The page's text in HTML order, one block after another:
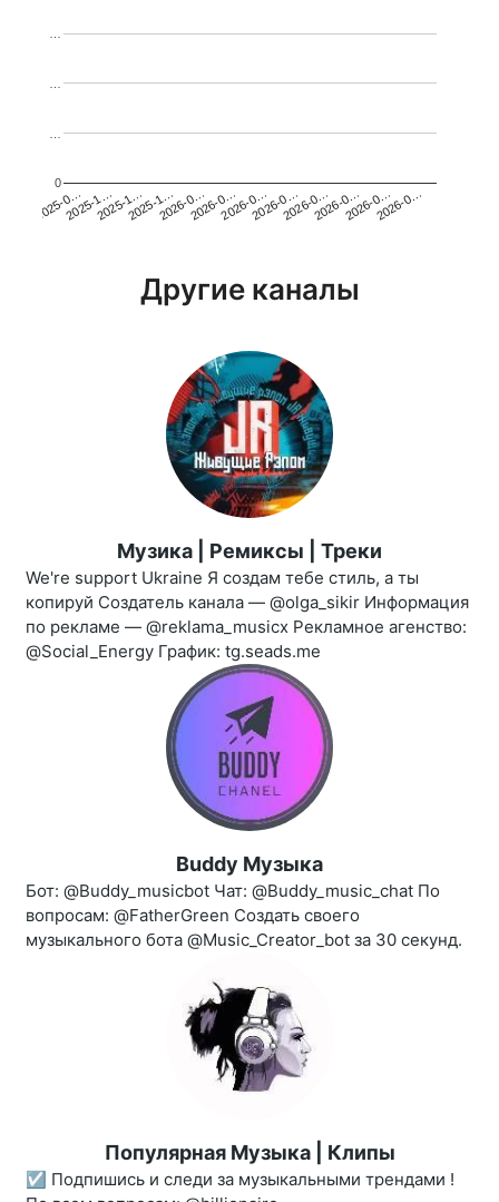
2025-0…2025-1…2025-1…2025-1…2026-0…2026-0…2026-0…2026-0…2026-0…2026-0…2026-0…2026-0…
0
Другие каналы
Музика | Ремиксы | Треки
We're support Ukraine Я создам тебе стиль, а ты
копируй Создатель канала — @olga_sikir Информация
по рекламе — @reklama_musicx Рекламное агенство:
@Social_Energy График: tg.seads.me
Buddy Музыка
Бот: @Buddy_musicbot Чат: @Buddy_music_chat По
вопросам: @FatherGreen Создать своего
музыкального бота @Music_Creator_bot за 30 секунд.
Популярная Музыка | Клипы
☑️ Подпишись и следи за музыкальными трендами !